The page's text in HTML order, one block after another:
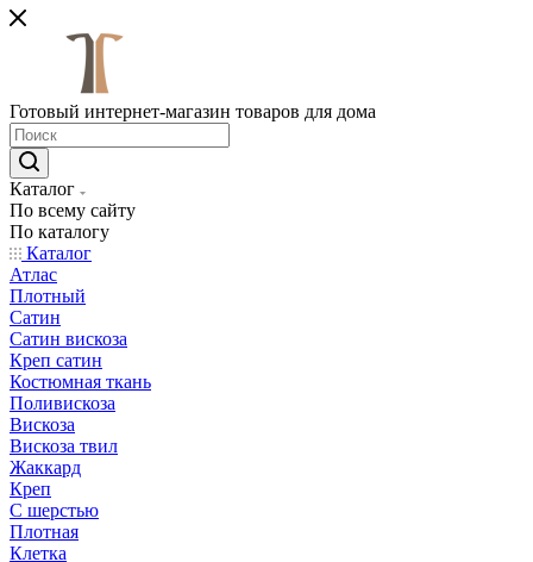
Готовый интернет-магазин товаров для дома
Каталог
По всему сайту
По каталогу
Каталог
Атлас
Плотный
Сатин
Сатин вискоза
Креп сатин
Костюмная ткань
Поливискоза
Вискоза
Вискоза твил
Жаккард
Креп
С шерстью
Плотная
Клетка